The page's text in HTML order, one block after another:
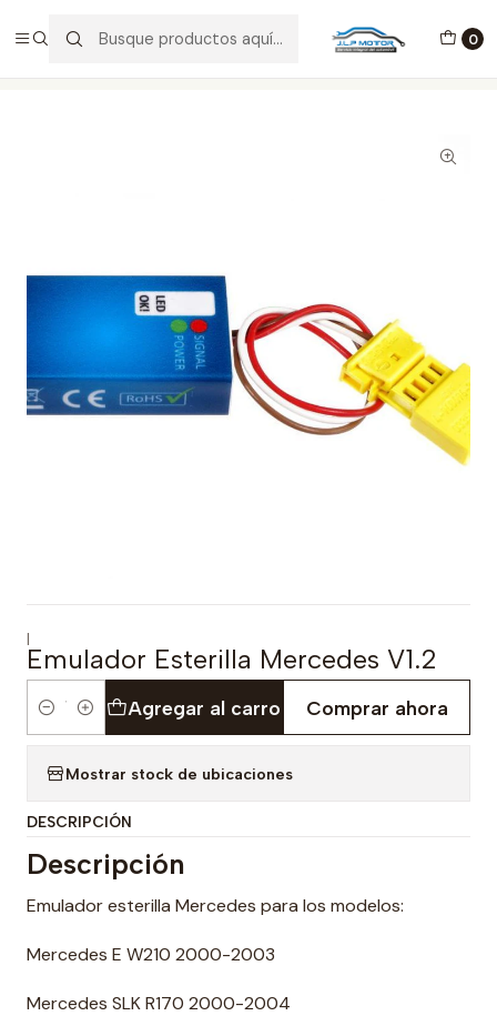
0
|
Emulador Esterilla Mercedes V1.2
Cantidad
Agregar al carro Comprar ahora
Mostrar stock de ubicaciones
DESCRIPCIÓN
Descripción
Emulador esterilla Mercedes para los modelos:
Mercedes E W210 2000-2003
Mercedes SLK R170 2000-2004